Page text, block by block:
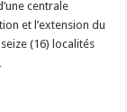
centrale
et l’extension du
(16) localités